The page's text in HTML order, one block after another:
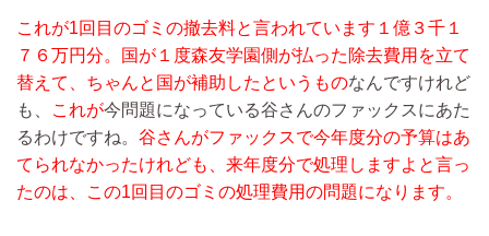
これが1回目のゴミの撤去料と言われています１億３千１
７６万円分。国が１度森友学園側が払った除去費用を立て
替えて、ちゃんと国が補助したというものなんですけれど
も、
これが今問題になっている谷さんのファックスにあた
るわけですね。 谷さんがファックスで今年度分の予算はあ
てられなかったけれども、来年度分で処理しますよと言っ
たのは、この1回目のゴミの処理費用の問題になります。